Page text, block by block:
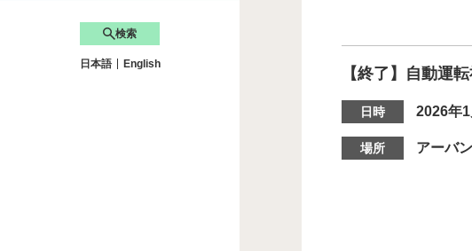
検索
日本語 English
【終了】自動運
日時 2026年
場所 アーバ